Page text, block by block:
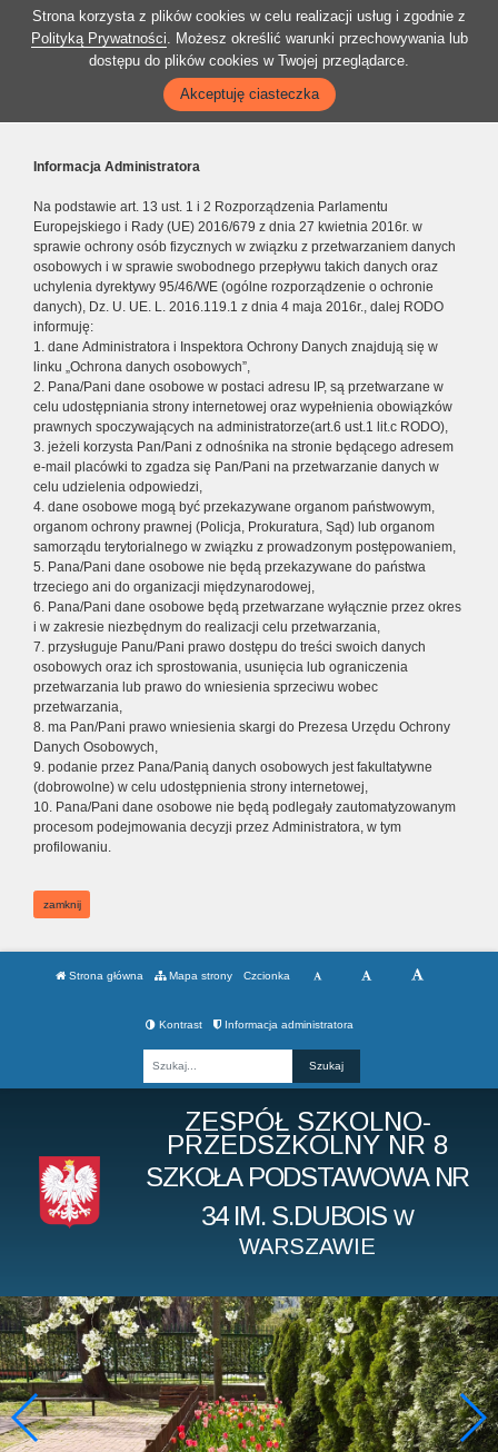
Strona korzysta z plików cookies w celu realizacji usług i zgodnie z
Polityką Prywatności. Możesz określić warunki przechowywania lub
dostępu do plików cookies w Twojej przeglądarce.
Akceptuję ciasteczka
Informacja Administratora
Na podstawie art. 13 ust. 1 i 2 Rozporządzenia Parlamentu
Europejskiego i Rady (UE) 2016/679 z dnia 27 kwietnia 2016r. w
sprawie ochrony osób fizycznych w związku z przetwarzaniem danych
osobowych i w sprawie swobodnego przepływu takich danych oraz
uchylenia dyrektywy 95/46/WE (ogólne rozporządzenie o ochronie
danych), Dz. U. UE. L. 2016.119.1 z dnia 4 maja 2016r., dalej RODO
informuję:
1. dane Administratora i Inspektora Ochrony Danych znajdują się w
linku „Ochrona danych osobowych”,
2. Pana/Pani dane osobowe w postaci adresu IP, są przetwarzane w
celu udostępniania strony internetowej oraz wypełnienia obowiązków
prawnych spoczywających na administratorze(art.6 ust.1 lit.c RODO),
3. jeżeli korzysta Pan/Pani z odnośnika na stronie będącego adresem
e-mail placówki to zgadza się Pan/Pani na przetwarzanie danych w
celu udzielenia odpowiedzi,
4. dane osobowe mogą być przekazywane organom państwowym,
organom ochrony prawnej (Policja, Prokuratura, Sąd) lub organom
samorządu terytorialnego w związku z prowadzonym postępowaniem,
5. Pana/Pani dane osobowe nie będą przekazywane do państwa
trzeciego ani do organizacji międzynarodowej,
6. Pana/Pani dane osobowe będą przetwarzane wyłącznie przez okres
i w zakresie niezbędnym do realizacji celu przetwarzania,
7. przysługuje Panu/Pani prawo dostępu do treści swoich danych
osobowych oraz ich sprostowania, usunięcia lub ograniczenia
przetwarzania lub prawo do wniesienia sprzeciwu wobec
przetwarzania,
8. ma Pan/Pani prawo wniesienia skargi do Prezesa Urzędu Ochrony
Danych Osobowych,
9. podanie przez Pana/Panią danych osobowych jest fakultatywne
(dobrowolne) w celu udostępnienia strony internetowej,
10. Pana/Pani dane osobowe nie będą podlegały zautomatyzowanym
procesom podejmowania decyzji przez Administratora, w tym
profilowaniu.
zamknij
Strona główna Mapa strony Czcionka
Kontrast Informacja administratora
ZESPÓŁ SZKOLNO-
PRZEDSZKOLNY NR 8
SZKOŁA PODSTAWOWA NR
34 IM. S.DUBOIS W
WARSZAWIE